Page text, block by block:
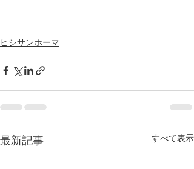
ヒシサンホーマ
最新記事 すべて表示